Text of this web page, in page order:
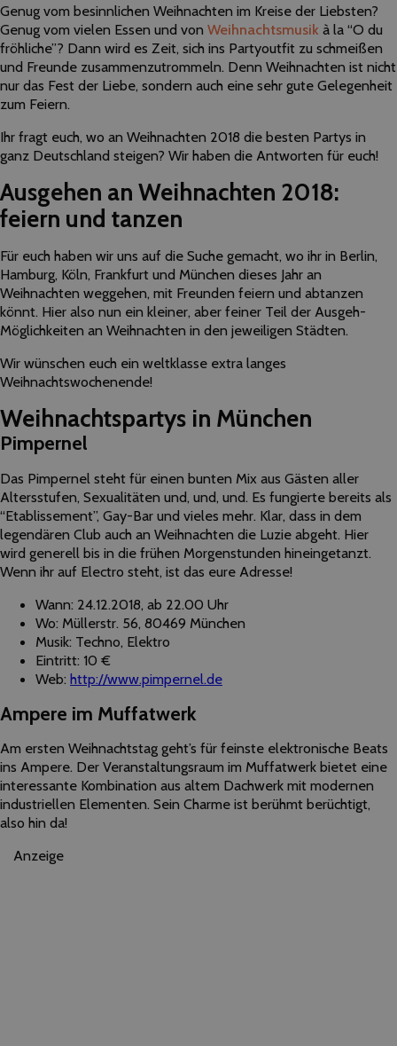
Genug vom besinnlichen Weihnachten im Kreise der Liebsten?
Genug vom vielen Essen und von Weihnachtsmusik à la “O du
fröhliche”? Dann wird es Zeit, sich ins Partyoutfit zu schmeißen
und Freunde zusammenzutrommeln. Denn Weihnachten ist nicht
nur das Fest der Liebe, sondern auch eine sehr gute Gelegenheit
zum Feiern.
Ihr fragt euch, wo an Weihnachten 2018 die besten Partys in
ganz Deutschland steigen? Wir haben die Antworten für euch!
Ausgehen an Weihnachten 2018:
feiern und tanzen
Für euch haben wir uns auf die Suche gemacht, wo ihr in Berlin,
Hamburg, Köln, Frankfurt und München dieses Jahr an
Weihnachten weggehen, mit Freunden feiern und abtanzen
könnt. Hier also nun ein kleiner, aber feiner Teil der Ausgeh-
Möglichkeiten an Weihnachten in den jeweiligen Städten.
Wir wünschen euch ein weltklasse extra langes
Weihnachtswochenende!
Weihnachtspartys in München
Pimpernel
Das Pimpernel steht für einen bunten Mix aus Gästen aller
Altersstufen, Sexualitäten und, und, und. Es fungierte bereits als
“Etablissement”, Gay-Bar und vieles mehr. Klar, dass in dem
legendären Club auch an Weihnachten die Luzie abgeht. Hier
wird generell bis in die frühen Morgenstunden hineingetanzt.
Wenn ihr auf Electro steht, ist das eure Adresse!
Wann: 24.12.2018, ab 22.00 Uhr
Wo: Müllerstr. 56, 80469 München
Musik: Techno, Elektro
Eintritt: 10 €
Web: http://www.pimpernel.de
Ampere im Muffatwerk
Am ersten Weihnachtstag geht’s für feinste elektronische Beats
ins Ampere. Der Veranstaltungsraum im Muffatwerk bietet eine
interessante Kombination aus altem Dachwerk mit modernen
industriellen Elementen. Sein Charme ist berühmt berüchtigt,
also hin da!
Anzeige